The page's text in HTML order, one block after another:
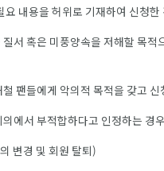
요 내용을 허위로 기재하여 신청한
서 혹은 미풍양속을 저해할 목적
팬들에게 악의적 목적을 갖고 신
에서 부적합하다고 인정하는 경우
변경 및 회원 탈퇴)